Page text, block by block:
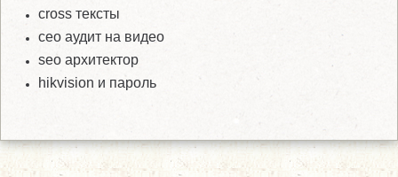
cross тексты
сео аудит на видео
seo архитектор
hikvision и пароль